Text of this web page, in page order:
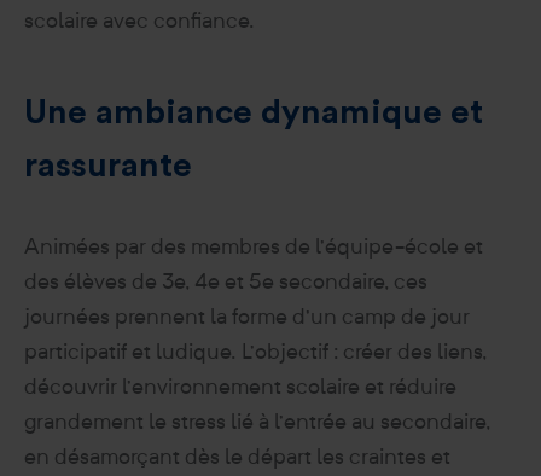
scolaire avec confiance.
Une ambiance dynamique et
rassurante
Animées par des membres de l’équipe-école et
des élèves de 3e, 4e et 5e secondaire, ces
journées prennent la forme d’un camp de jour
participatif et ludique. L’objectif : créer des liens,
découvrir l’environnement scolaire et réduire
grandement le stress lié à l’entrée au secondaire,
en désamorçant dès le départ les craintes et